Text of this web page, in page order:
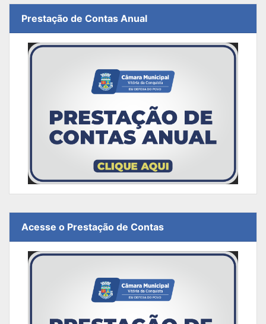
Prestação de Contas Anual
Acesse o Prestação de Contas